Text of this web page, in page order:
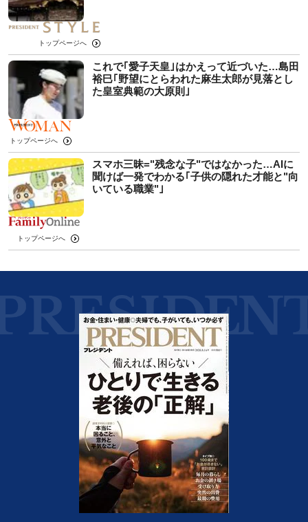
トップページへ
これで｢愛子天皇｣はかえって近づいた…島田
裕巳｢野望にとらわれた麻生太郎が見落とし
た皇室典範の大原則｣
トップページへ
スマホ三昧="残念な子"ではなかった…AIに
聞けば一発でわかる｢子供の隠れた才能と"向
いている職業"｣
トップページへ